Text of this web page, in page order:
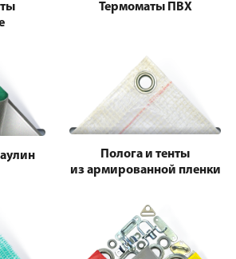
Термоматы ПВХ
Полога и тенты
из армированной пленки